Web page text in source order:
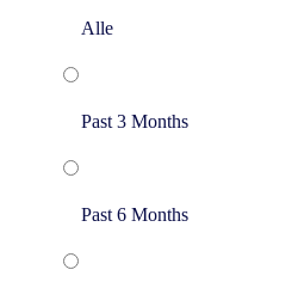
Alle
Past 3 Months
Past 6 Months